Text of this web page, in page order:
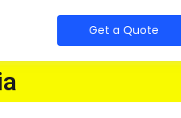
Get a Quote